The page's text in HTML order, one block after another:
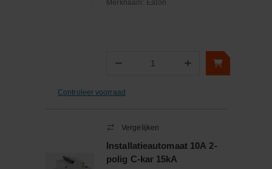
Merknaam: Eaton
− Aantal +
Controleer voorraad
Vergelijken
Installatieautomaat 10A 2-
polig C-kar 15kA